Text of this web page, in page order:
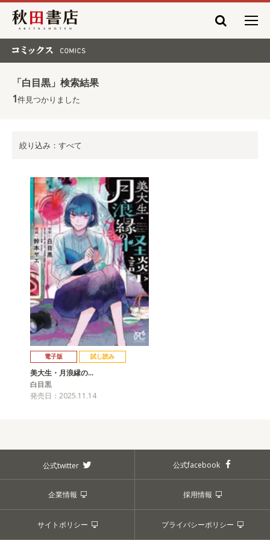
秋田書店
「白目黒」検索結果
1件見つかりました
絞り込み：すべて
電子版 試し読み
美大生・月浪縁の…
白目黒
発売日：2025.11.14
公式twitter 公式facebook
企業情報 採用情報
サイトポリシー プライバシーポリシー